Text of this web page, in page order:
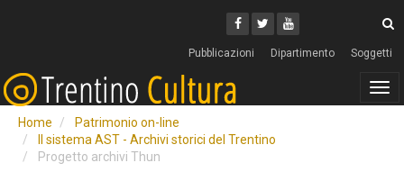
Facebook
Twitter
Youtube
Pubblicazioni Dipartimento Soggetti
Home
Patrimonio on-line
Il sistema AST - Archivi storici del Trentino
Progetto archivi Thun